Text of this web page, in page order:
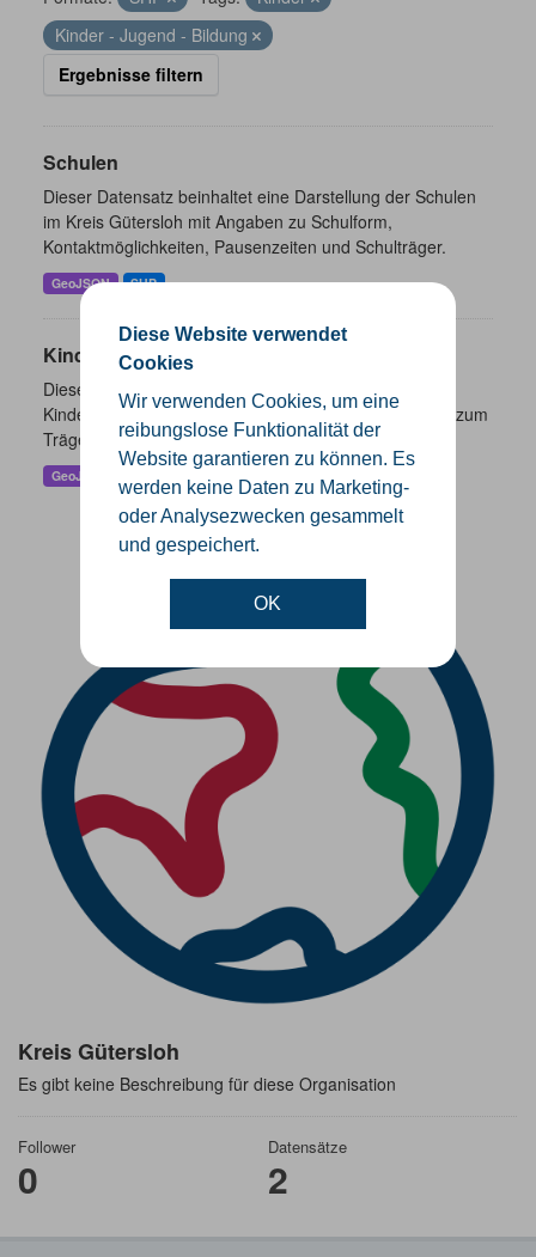
Diese Website verwendet
Cookies
Wir verwenden Cookies, um eine
reibungslose Funktionalität der
Website garantieren zu können. Es
werden keine Daten zu Marketing-
oder Analysezwecken gesammelt
und gespeichert.
OK
Kreis Gütersloh
Es gibt keine Beschreibung für diese Organisation
Follower
0
Datensätze
2
Kinder - Jugend - Bildung
Ergebnisse filtern
Schulen
Dieser Datensatz beinhaltet eine Darstellung der Schulen
im Kreis Gütersloh mit Angaben zu Schulform,
Kontaktmöglichkeiten, Pausenzeiten und Schulträger.
GeoJSON SHP
Kindertageseinrichtungen
Dieser Datensatz beinhaltet die Darstellung der
Kindertagesstätten im Kreis Gütersloh sowie Angaben zum
Träger und Kontaktinformationen.
GeoJSON SHP